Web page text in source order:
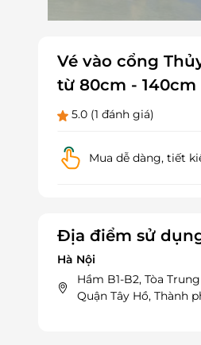
Vé vào cổng
từ 80cm - 140cm
5.0 (1 đánh giá)
Mua dễ dàng, tiết
Địa điểm sử
Hà Nội
Hầm B1-B2, Tòa
Quận Tây Hồ, Thành